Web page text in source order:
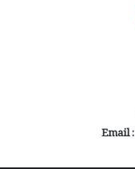
Email :